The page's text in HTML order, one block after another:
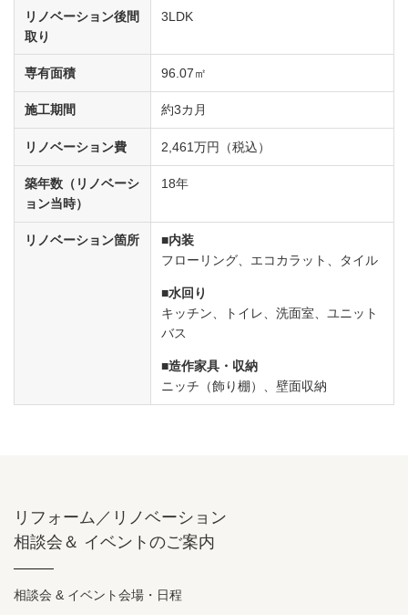
リノベーション後間
取り
3LDK
専有面積 96.07㎡
施工期間 約3カ月
リノベーション費 2,461万円（税込）
築年数（リノベーシ
ョン当時）
18年
リノベーション箇所
内装
フローリング、エコカラット、タイル
水回り
キッチン、トイレ、洗面室、ユニット
バス
造作家具・収納
ニッチ（飾り棚）、壁面収納
リフォーム／リノベーション
相談会＆ イベントのご案内
相談会 & イベント会場・日程